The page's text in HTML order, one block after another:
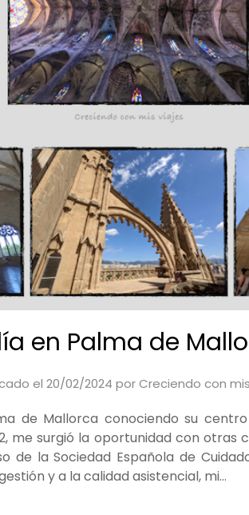
en Palma de
el20/02/2024 porCreciendo con
de Mallorca conociendo su
me surgió la oportunidad con otras
de la Sociedad Española de
y a la calidad asistencial, mi…